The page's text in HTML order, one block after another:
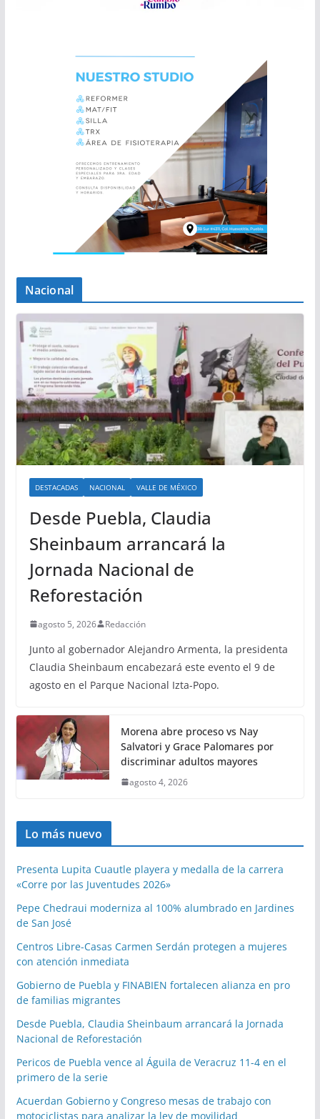
Nacional
DESTACADAS NACIONAL VALLE DE MÉXICO
Desde Puebla, Claudia
Sheinbaum arrancará la
Jornada Nacional de
Reforestación
agosto 5, 2026 Redacción
Junto al gobernador Alejandro Armenta, la presidenta
Claudia Sheinbaum encabezará este evento el 9 de
agosto en el Parque Nacional Izta-Popo.
Morena abre proceso vs Nay
Salvatori y Grace Palomares por
discriminar adultos mayores
agosto 4, 2026
Lo más nuevo
Presenta Lupita Cuautle playera y medalla de la carrera
«Corre por las Juventudes 2026»
Pepe Chedraui moderniza al 100% alumbrado en Jardines
de San José
Centros Libre-Casas Carmen Serdán protegen a mujeres
con atención inmediata
Gobierno de Puebla y FINABIEN fortalecen alianza en pro
de familias migrantes
Desde Puebla, Claudia Sheinbaum arrancará la Jornada
Nacional de Reforestación
Pericos de Puebla vence al Águila de Veracruz 11-4 en el
primero de la serie
Acuerdan Gobierno y Congreso mesas de trabajo con
motociclistas para analizar la ley de movilidad